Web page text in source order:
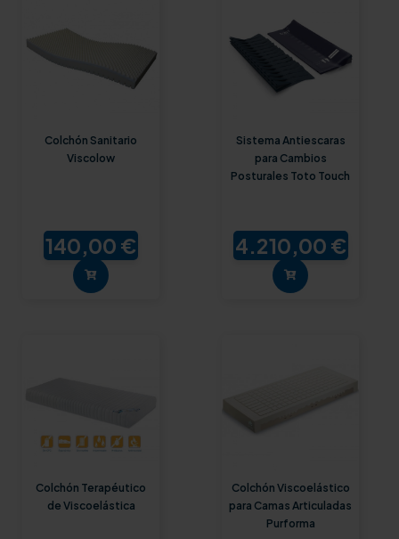
Colchón Sanitario
Viscolow
140,00 €
Sistema Antiescaras
para Cambios
Posturales Toto Touch
4.210,00 €
Colchón Terapéutico
de Viscoelástica
Colchón Viscoelástico
para Camas Articuladas
Purforma